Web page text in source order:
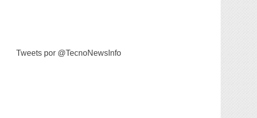
Tweets por @TecnoNewsInfo